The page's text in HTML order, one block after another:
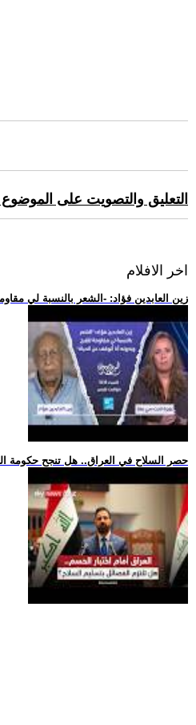
التعليق والتصويت على
اخر الافلام
.. زين العابدين فؤاد: -الشعر بالنسبة لي
.. حصر السلاح في العراق.. هل تنجح حكومة